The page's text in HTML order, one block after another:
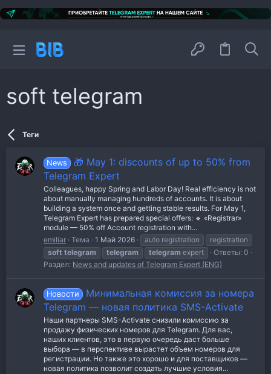
soft telegram
Теги
News
🎁 May 1: discounts of up to 50% from
Telegram Expert
Colleagues, happy Spring and Labor Day! Real efficiency is not
about manually managing hundreds of accounts. It is about
building a system once and getting stable results. For May 1,
Telegram Expert has prepared special offers: 🔹 «Registrar»
module — 50% off Account registration with...
emiliar Тема 1 Май 2026 auto registration
registration
soft telegram telegram telegram expert
Ответы: 0
Раздел: News and updates of Telegram Expert (ENG)
Новости
Минимальная комиссия за номера
Telegram — новая политика SMS-Activate
Наши партнеры SMS-Activate снизили комиссию за
продажу физических номеров для Telegram. Для вас,
наших клиентов, это в первую очередь даст больше
выбора — в перспективе вырастет объем номеров для
регистрации. Но также это хорошо и для поставщиков —
новая политика позволит создать лучшие условия...